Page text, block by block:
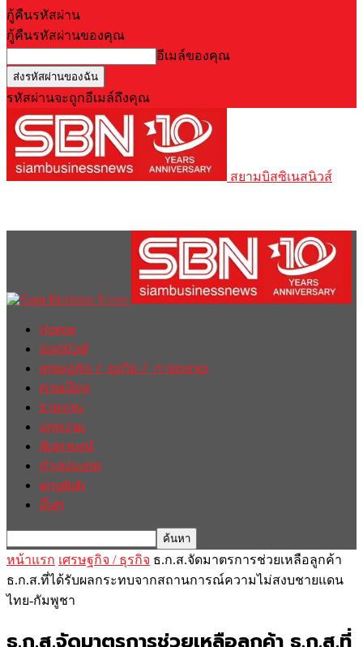
กู้คืนรหัสผ่าน
กู้คืนรหัสผ่านของคุณ
อีเมล์ของคุณ
รหัสผ่านจะถูกอีเมล์ถึงคุณ
สยามบิสซิเนสนิวส์
Home
ฮอตนิวส์
เศรษฐกิจ / ธุรกิจ / การตลาด
การเมือง
รายงาน
บทความ
สัมภาษณ์
ต่างประเทศ
english
อื่นๆ
หน้าแรก เศรษฐกิจ / ธุรกิจ ธ.ก.ส.จัดมาตรการช่วยเหลือลูกค้า
ธ.ก.ส.ที่ได้รับผลกระทบจากสถานการณ์ความไม่สงบชายแดน
ไทย-กัมพูชา